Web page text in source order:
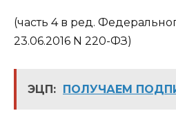
(часть 4 в ред.
23.06.2016 N 220-ФЗ)
ЭЦП: ПОЛУЧАЕМ